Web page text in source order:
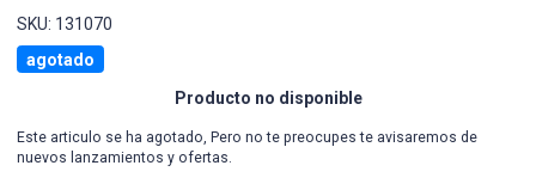
SKU: 131070
agotado
Producto no disponible
Este articulo se ha agotado, Pero no te preocupes te avisaremos de
nuevos lanzamientos y ofertas.